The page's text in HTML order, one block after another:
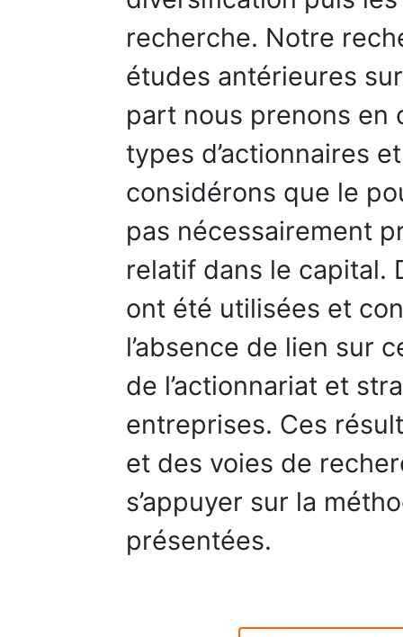
recherche. Notre
études antérieures
part nous prenons en
types d’actionnaires
considérons que le
pas nécessairement
relatif dans le capital.
ont été utilisées et
l’absence de lien sur
de l’actionnariat et
entreprises. Ces
et des voies de
s’appuyer sur la
présentées.